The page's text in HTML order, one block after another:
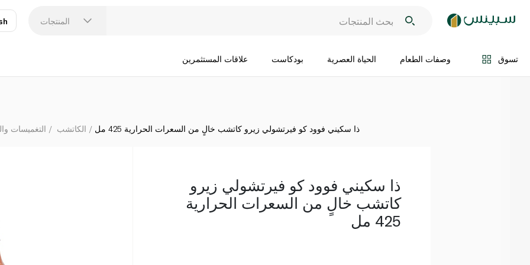
المنتجات
تسوق وصفات الطعام الحياة العصرية بودكاست علاقات المستثمرين
ذا سكيني فوود
اضف الى السلة
التغميسات الكاتشب ذا سكيني فوود كو فيرتشولي زيرو كاتشب خالٍ من السعرات الحرارية 425 مل
ذا سكيني فوود كو فيرتشولي زيرو
كاتشب خالٍ من السعرات الحرارية
425 مل